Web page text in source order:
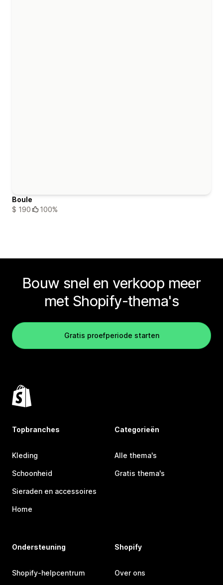
Boule
$ 190
100%
Bouw snel en verkoop meer
met Shopify-thema's
Gratis proefperiode starten
Topbranches
Kleding
Schoonheid
Sieraden en accessoires
Home
Categorieën
Alle thema's
Gratis thema's
Ondersteuning
Shopify-helpcentrum
Shopify
Over ons